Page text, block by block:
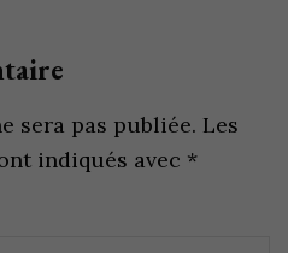
sera pas publiée. Les
indiqués avec *